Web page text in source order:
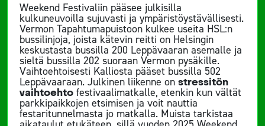
Weekend Festivaliin pääsee julkisilla
kulkuneuvoilla sujuvasti ja ympäristöystävällisesti.
Vermon Tapahtumapuistoon kulkee useita HSL:n
bussilinjoja, joista kätevin reitti on Helsingin
keskustasta bussilla 200 Leppävaaran asemalle ja
sieltä bussilla 202 suoraan Vermon pysäkille.
Vaihtoehtoisesti Kalliosta pääset bussilla 502
Leppävaaraan. Julkinen liikenne on stressitön
vaihtoehto festivaalimatkalle, etenkin kun vältät
parkkipaikkojen etsimisen ja voit nauttia
festaritunnelmasta jo matkalla. Muista tarkistaa